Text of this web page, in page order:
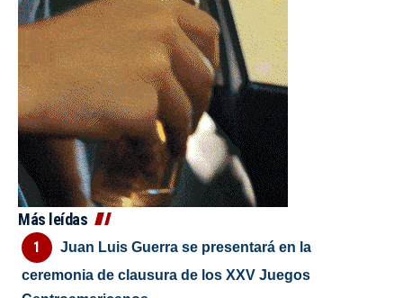
Más leídas
Juan Luis Guerra se presentará en la
ceremonia de clausura de los XXV Juegos